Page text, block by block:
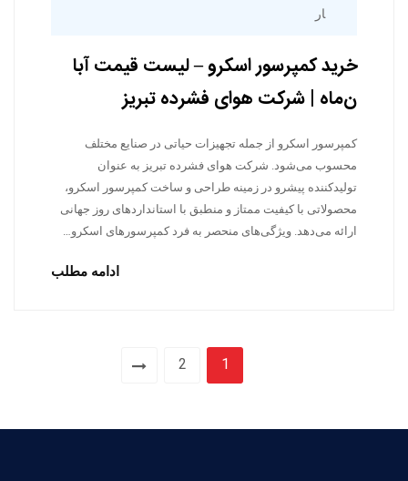
ار
خرید کمپرسور اسکرو – لیست قیمت آبا
ن‌ماه | شرکت هوای فشرده تبریز
کمپرسور اسکرو از جمله تجهیزات حیاتی در صنایع مختلف
محسوب می‌شود. شرکت هوای فشرده تبریز به عنوان
تولیدکننده پیشرو در زمینه طراحی و ساخت کمپرسور اسکرو،
محصولاتی با کیفیت ممتاز و منطبق با استانداردهای روز جهانی
ارائه می‌دهد. ویژگی‌های منحصر به فرد کمپرسورهای اسکرو…
ادامه مطلب
1
2